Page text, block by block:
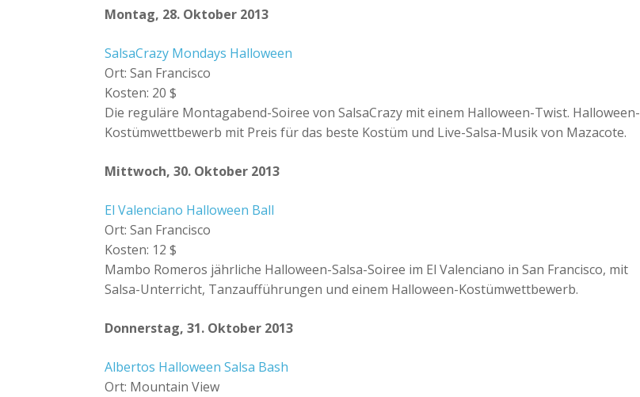
Montag, 28. Oktober 2013
SalsaCrazy Mondays Halloween
Ort: San Francisco
Kosten: 20 $
Die reguläre Montagabend-Soiree von SalsaCrazy mit einem Halloween-Twist. Halloween-
Kostümwettbewerb mit Preis für das beste Kostüm und Live-Salsa-Musik von Mazacote.
Mittwoch, 30. Oktober 2013
El Valenciano Halloween Ball
Ort: San Francisco
Kosten: 12 $
Mambo Romeros jährliche Halloween-Salsa-Soiree im El Valenciano in San Francisco, mit
Salsa-Unterricht, Tanzaufführungen und einem Halloween-Kostümwettbewerb.
Donnerstag, 31. Oktober 2013
Albertos Halloween Salsa Bash
Ort: Mountain View